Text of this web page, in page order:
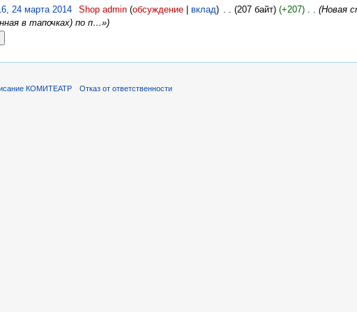
24 марта 2014 Shop admin (обсуждение| вклад) (207 байт) (+207)
(Новая
в тапочках) по п…»)
КОМИТЕАТР Отказ от ответственности